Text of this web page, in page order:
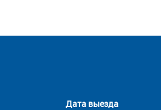
Дата выезда